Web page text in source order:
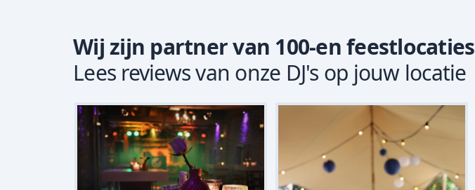
Wij zijn partner van 100-en feestlocaties
Lees reviews van onze DJ's op jouw locatie